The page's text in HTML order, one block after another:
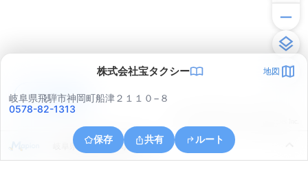
株式会社宝タクシー 地図
岐阜県飛騨市神岡町船津２１１０−８
0578-82-1313
保存 共有 ルート
岐阜県飛騨市神岡町朝浦
アプリで見る